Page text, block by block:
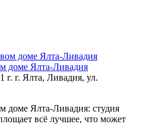
доме Ялта-Ливадия
г. г. Ялта, Ливадия, ул.
доме Ялта-Ливадия: студия
всё лучшее, что может